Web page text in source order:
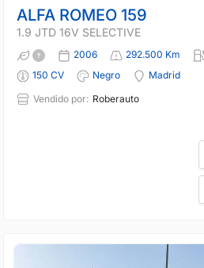
ALFA ROMEO 159
1.9 JTD 16V SELECTIVE
2006 292.500 Km
150 CV
Negro
Madrid
Vendido por: Roberauto